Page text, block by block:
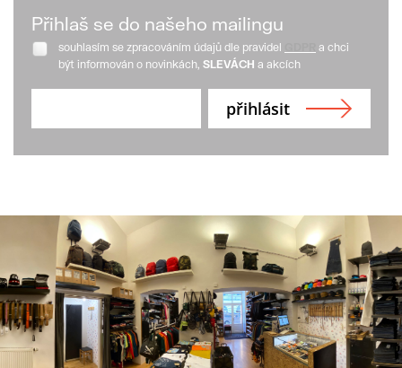
Přihlaš se do našeho mailingu
souhlasím se zpracováním údajů dle pravidel
a chci
být informován o novinkách, SLEVÁCH a akcích